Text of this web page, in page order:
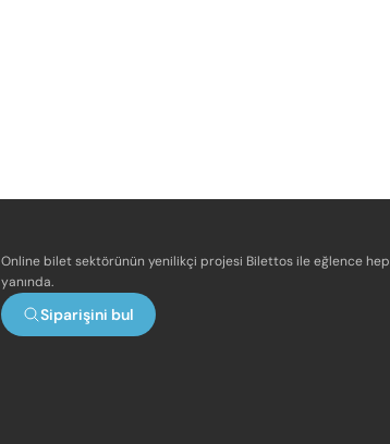
Online bilet sektörünün yenilikçi projesi Bilettos ile eğlence hep
yanında.
Siparişini bul